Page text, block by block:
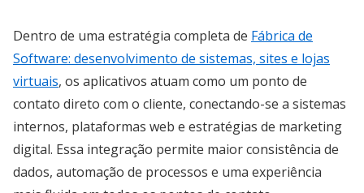
Dentro de uma estratégia completa de Fábrica de
Software: desenvolvimento de sistemas, sites e lojas
virtuais, os aplicativos atuam como um ponto de
contato direto com o cliente, conectando-se a sistemas
internos, plataformas web e estratégias de marketing
digital. Essa integração permite maior consistência de
dados, automação de processos e uma experiência